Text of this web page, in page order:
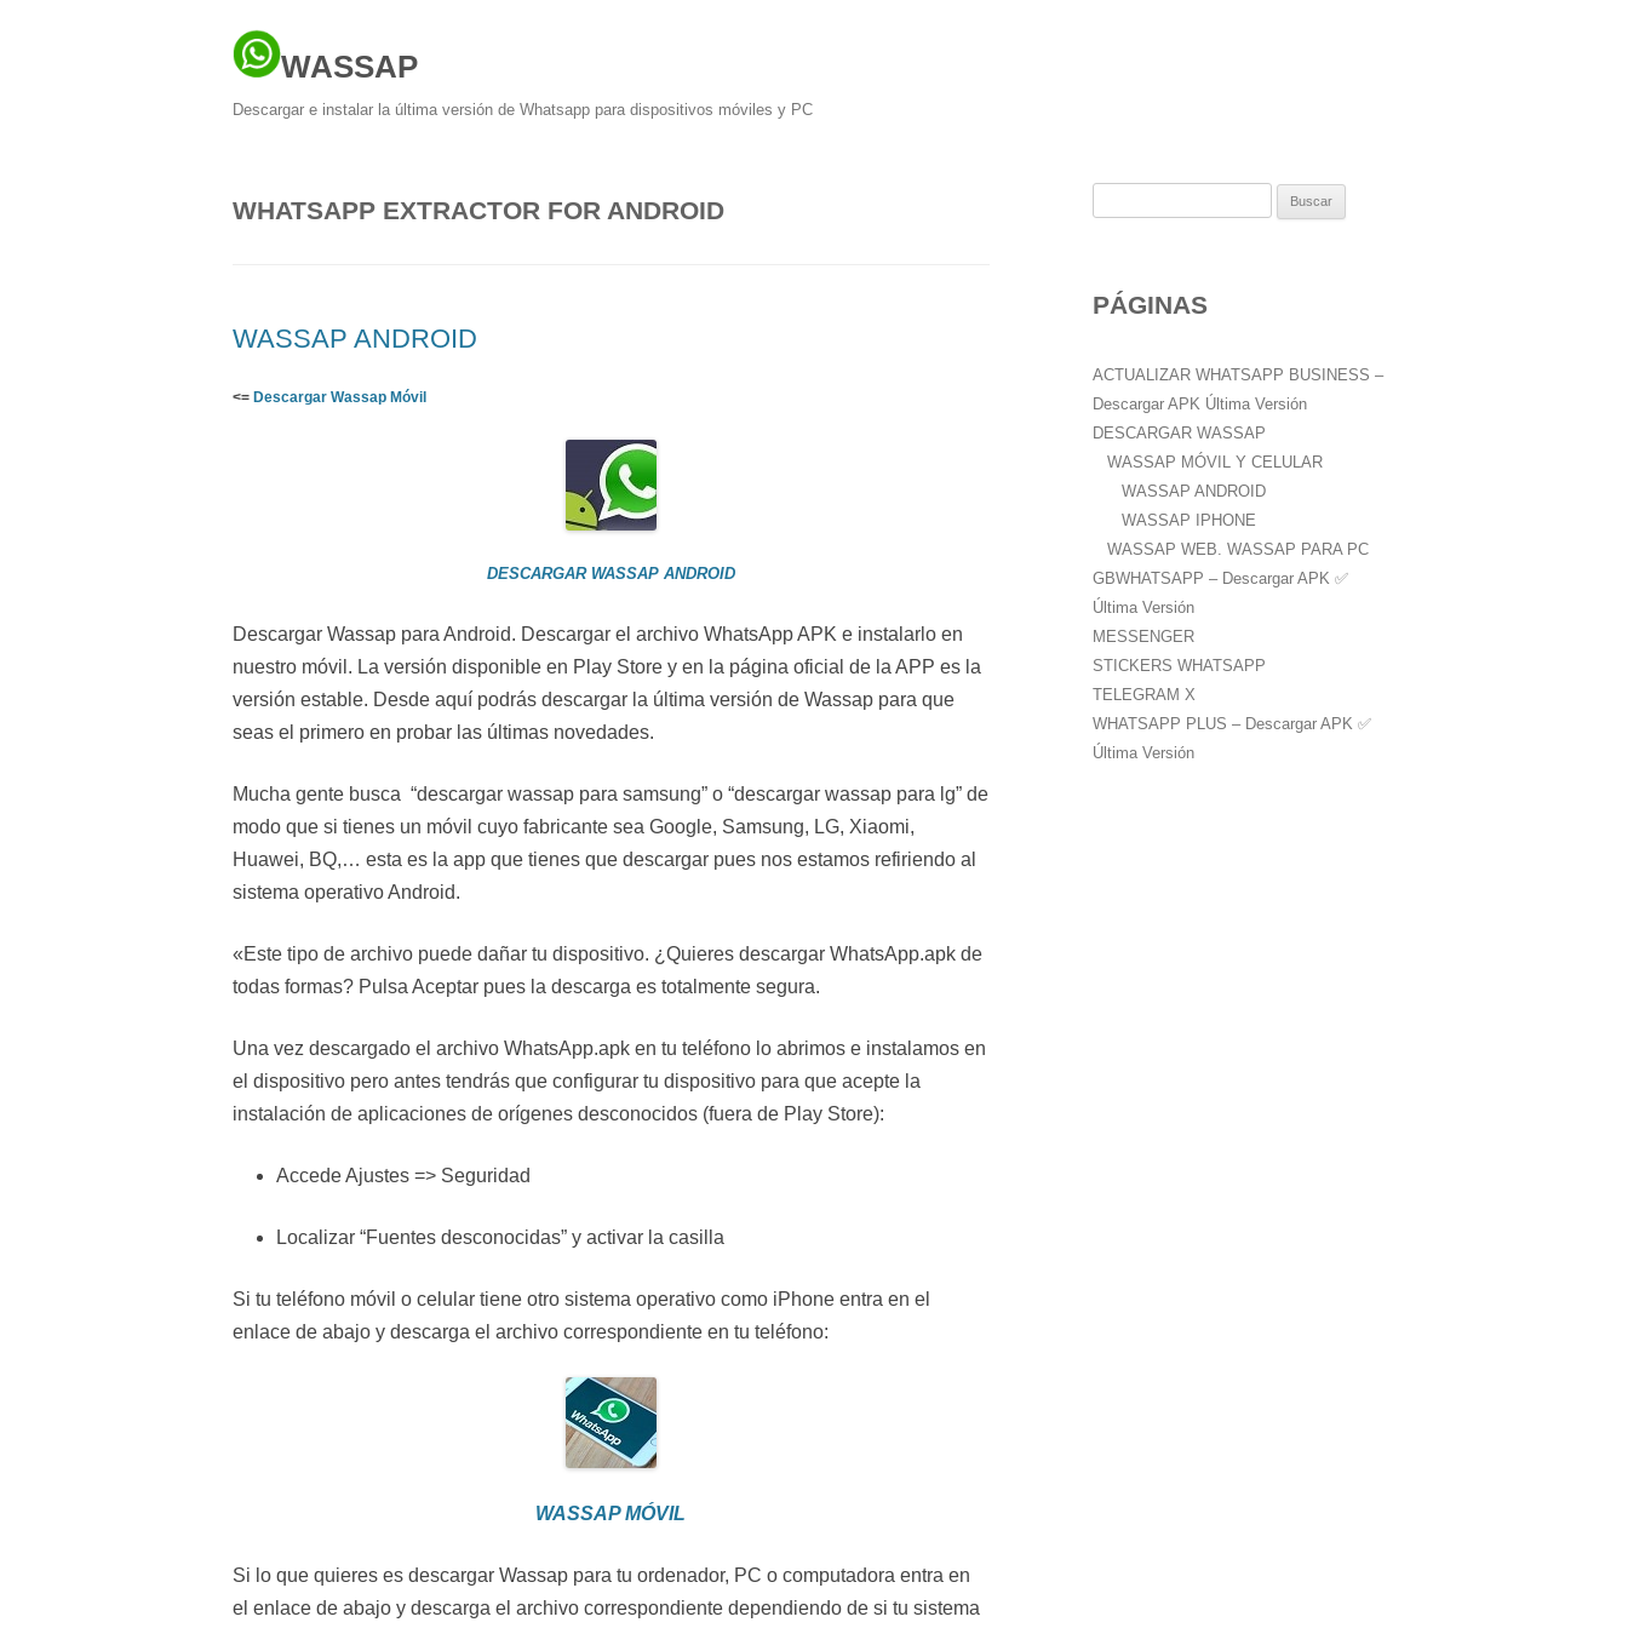
WASSAP
Descargar e instalar la última versión de Whatsapp para dispositivos móviles y PC
WHATSAPP EXTRACTOR FOR ANDROID
WASSAP ANDROID
<= Descargar Wassap Móvil
DESCARGAR WASSAP ANDROID
Descargar Wassap para Android. Descargar el archivo WhatsApp APK e instalarlo en
nuestro móvil. La versión disponible en Play Store y en la página oficial de la APP es la
versión estable. Desde aquí podrás descargar la última versión de Wassap para que
seas el primero en probar las últimas novedades.
Mucha gente busca “descargar wassap para samsung” o “descargar wassap para lg” de
modo que si tienes un móvil cuyo fabricante sea Google, Samsung, LG, Xiaomi,
Huawei, BQ,… esta es la app que tienes que descargar pues nos estamos refiriendo al
sistema operativo Android.
«Este tipo de archivo puede dañar tu dispositivo. ¿Quieres descargar WhatsApp.apk de
todas formas? Pulsa Aceptar pues la descarga es totalmente segura.
Una vez descargado el archivo WhatsApp.apk en tu teléfono lo abrimos e instalamos en
el dispositivo pero antes tendrás que configurar tu dispositivo para que acepte la
instalación de aplicaciones de orígenes desconocidos (fuera de Play Store):
Accede Ajustes => Seguridad
Localizar “Fuentes desconocidas” y activar la casilla
Si tu teléfono móvil o celular tiene otro sistema operativo como iPhone entra en el
enlace de abajo y descarga el archivo correspondiente en tu teléfono:
WASSAP MÓVIL
Si lo que quieres es descargar Wassap para tu ordenador, PC o computadora entra en
el enlace de abajo y descarga el archivo correspondiente dependiendo de si tu sistema
a
:
PÁGINAS
ACTUALIZAR WHATSAPP BUSINESS –
Descargar APK Última Versión
DESCARGAR WASSAP
WASSAP MÓVIL Y CELULAR
WASSAP ANDROID
WASSAP IPHONE
WASSAP WEB. WASSAP PARA PC
GBWHATSAPP – Descargar APK ✅️
Última Versión
MESSENGER
STICKERS WHATSAPP
TELEGRAM X
WHATSAPP PLUS – Descargar APK ✅️
Última Versión